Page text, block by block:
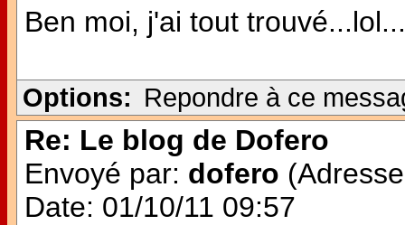
Ben moi, j'ai tout
Options: Repondre à ce
Re: Le blog de Dofero
Envoyé par: dofero
Date: 01/10/11 09:57